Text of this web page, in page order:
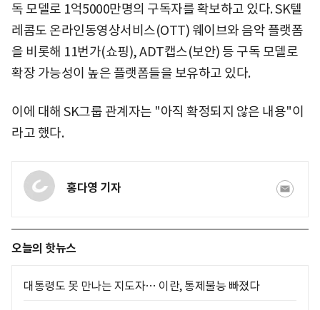
독 모델로 1억5000만명의 구독자를 확보하고 있다. SK텔
레콤도 온라인동영상서비스(OTT) 웨이브와 음악 플랫폼
을 비롯해 11번가(쇼핑), ADT캡스(보안) 등 구독 모델로
확장 가능성이 높은 플랫폼들을 보유하고 있다.
이에 대해 SK그룹 관계자는 "아직 확정되지 않은 내용"이
라고 했다.
홍다영 기자
오늘의 핫뉴스
대통령도 못 만나는 지도자… 이란, 통제불능 빠졌다